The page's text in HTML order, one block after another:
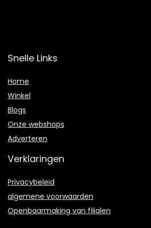
Snelle Links
Home
Winkel
Blogs
Onze webshops
Adverteren
Verklaringen
Privacybeleid
algemene voorwaarden
Openbaarmaking van filialen